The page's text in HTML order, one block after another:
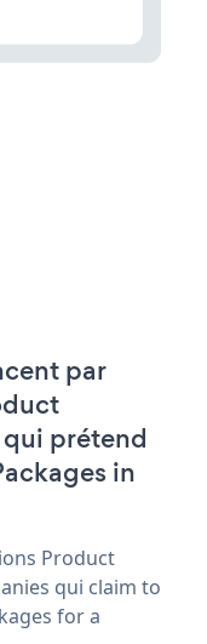
par
prétend
in
Product
qui claim to
for a